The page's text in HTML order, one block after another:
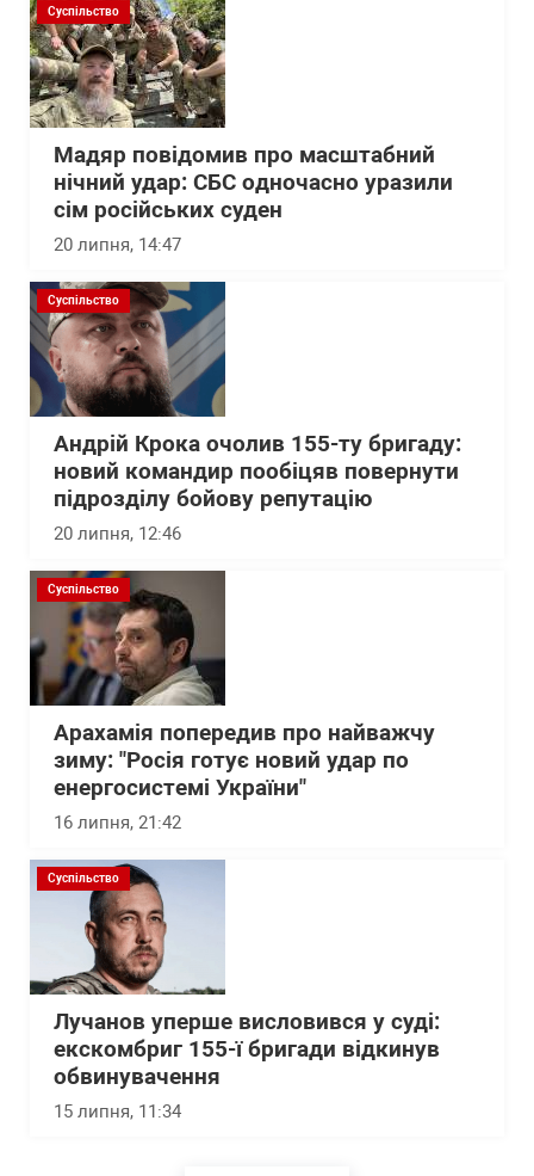
Суспільство
Мадяр повідомив про масштабний
нічний удар: СБС одночасно уразили
сім російських суден
20 липня, 14:47
Суспільство
Андрій Крока очолив 155-ту бригаду:
новий командир пообіцяв повернути
підрозділу бойову репутацію
20 липня, 12:46
Суспільство
Арахамія попередив про найважчу
зиму: "Росія готує новий удар по
енергосистемі України"
16 липня, 21:42
Суспільство
Лучанов уперше висловився у суді:
екскомбриг 155-ї бригади відкинув
обвинувачення
15 липня, 11:34